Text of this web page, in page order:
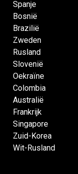
Spanje
Bosnië
Brazilië
Zweden
Rusland
Slovenië
Oekraïne
Colombia
Australië
Frankrijk
Singapore
Zuid-Korea
Wit-Rusland